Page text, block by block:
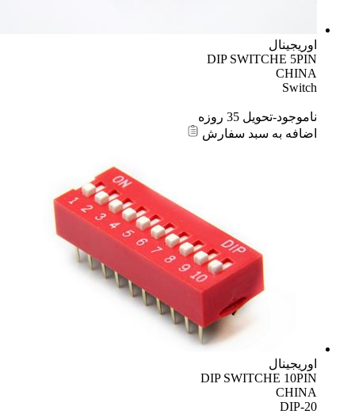
اوریجینال
DIP SWITCHE 5PIN
CHINA
Switch
ناموجود-تحویل 35 روزه
اضافه به سبد سفارش
اوریجینال
DIP SWITCHE 10PIN
CHINA
DIP-20